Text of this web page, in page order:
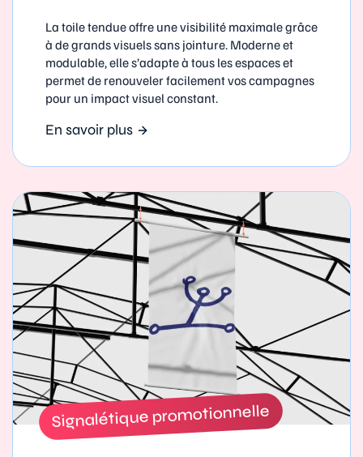
La toile tendue offre une visibilité maximale grâce
à de grands visuels sans jointure. Moderne et
modulable, elle s’adapte à tous les espaces et
permet de renouveler facilement vos campagnes
pour un impact visuel constant.
En savoir plus
Signalétique promotionnelle